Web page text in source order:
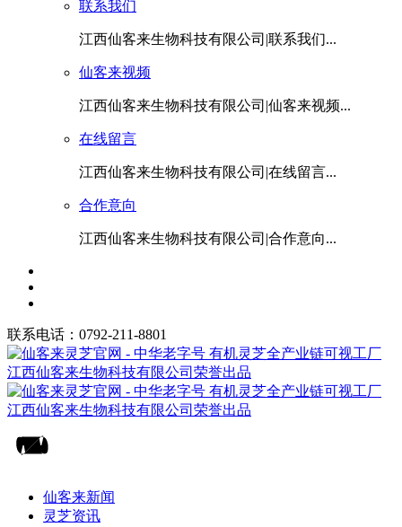
联系我们
江西仙客来生物科技有限公司|联系我们...
仙客来视频
江西仙客来生物科技有限公司|仙客来视频...
在线留言
江西仙客来生物科技有限公司|在线留言...
合作意向
江西仙客来生物科技有限公司|合作意向...
联系电话：0792-211-8801
仙客来新闻
灵芝资讯